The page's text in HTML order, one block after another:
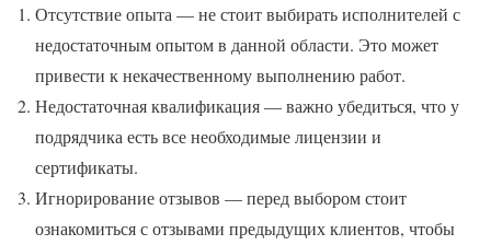
Отсутствие опыта — не стоит выбирать исполнителей с
недостаточным опытом в данной области. Это может
привести к некачественному выполнению работ.
Недостаточная квалификация — важно убедиться, что у
подрядчика есть все необходимые лицензии и
сертификаты.
Игнорирование отзывов — перед выбором стоит
ознакомиться с отзывами предыдущих клиентов, чтобы